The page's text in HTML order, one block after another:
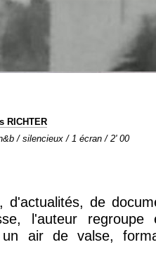
RICHTER
/ silencieux / 1 écran / 2' 00
d'actualités, de
l'auteur
un air de valse,